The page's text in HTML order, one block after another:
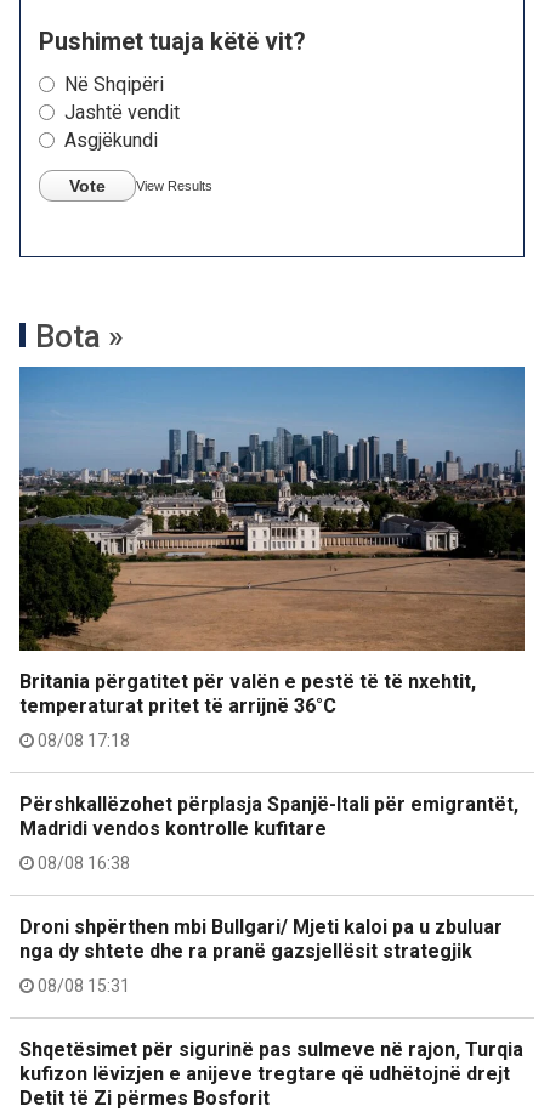
Pushimet tuaja këtë vit?
Në Shqipëri
Jashtë vendit
Asgjëkundi
Vote View Results
Bota »
Britania përgatitet për valën e pestë të të nxehtit,
temperaturat pritet të arrijnë 36°C
08/08 17:18
Përshkallëzohet përplasja Spanjë-Itali për emigrantët,
Madridi vendos kontrolle kufitare
08/08 16:38
Droni shpërthen mbi Bullgari/ Mjeti kaloi pa u zbuluar
nga dy shtete dhe ra pranë gazsjellësit strategjik
08/08 15:31
Shqetësimet për sigurinë pas sulmeve në rajon, Turqia
kufizon lëvizjen e anijeve tregtare që udhëtojnë drejt
Detit të Zi përmes Bosforit